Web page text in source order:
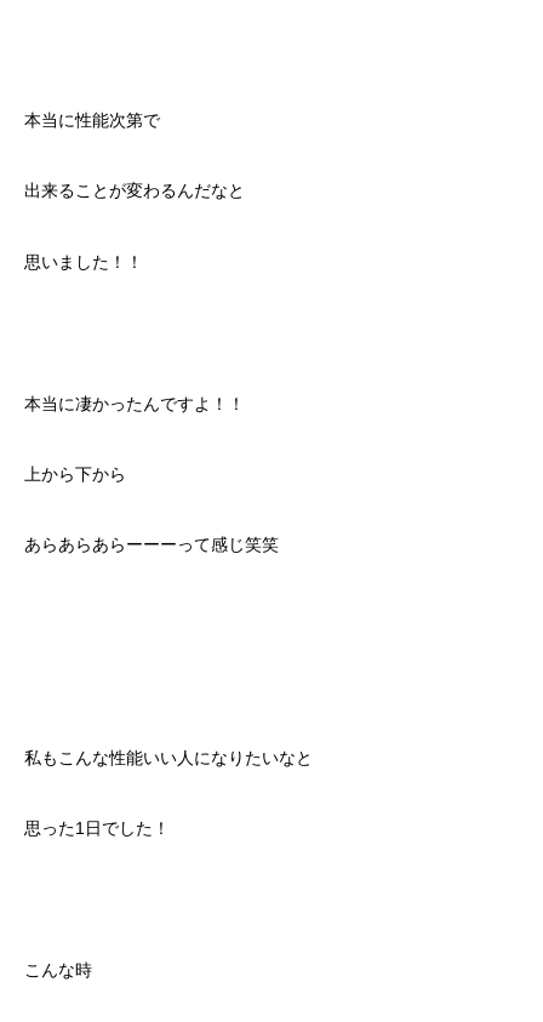
本当に性能次第で
出来ることが変わるんだなと
思いました！！
本当に凄かったんですよ！！
上から下から
あらあらあらーーーって感じ笑笑
私もこんな性能いい人になりたいなと
思った1日でした！
こんな時